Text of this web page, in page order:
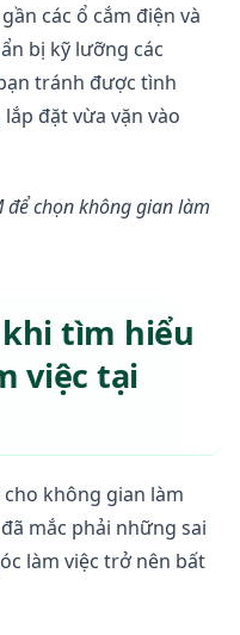
các ổ cắm điện và
bị kỹ lưỡng các
tránh được tình
đặt vừa vặn vào
để chọn không gian làm
tìm hiểu
việc tại
không gian làm
mắc phải những sai
làm việc trở nên bất